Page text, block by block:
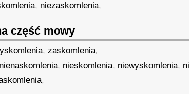
, niezaskomlenia,
część mowy
,zaskomlenia,
nienaskomlenia, nieskomlenia, niewyskomlenia,
,